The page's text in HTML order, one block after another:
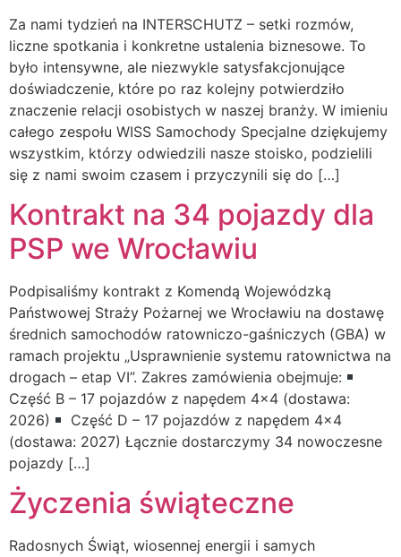
Za nami tydzień na INTERSCHUTZ – setki rozmów,
liczne spotkania i konkretne ustalenia biznesowe. To
było intensywne, ale niezwykle satysfakcjonujące
doświadczenie, które po raz kolejny potwierdziło
znaczenie relacji osobistych w naszej branży. W imieniu
całego zespołu WISS Samochody Specjalne dziękujemy
wszystkim, którzy odwiedzili nasze stoisko, podzielili
się z nami swoim czasem i przyczynili się do […]
Kontrakt na 34 pojazdy dla
PSP we Wrocławiu
Podpisaliśmy kontrakt z Komendą Wojewódzką
Państwowej Straży Pożarnej we Wrocławiu na dostawę
średnich samochodów ratowniczo-gaśniczych (GBA) w
ramach projektu „Usprawnienie systemu ratownictwa na
drogach – etap VI”. Zakres zamówienia obejmuje:
Część B – 17 pojazdów z napędem 4×4 (dostawa:
2026)
Część D – 17 pojazdów z napędem 4×4
(dostawa: 2027) Łącznie dostarczymy 34 nowoczesne
pojazdy […]
Życzenia świąteczne
Radosnych Świąt, wiosennej energii i samych